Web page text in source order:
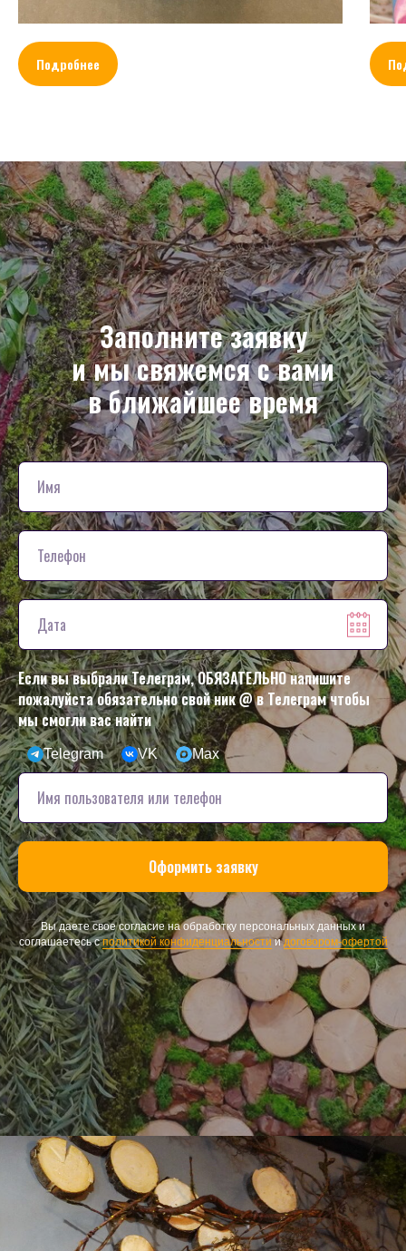
Подробнее
Заполните заявку
и мы свяжемся с вами
в ближайшее время
Если вы выбрали Телеграм, ОБЯЗАТЕЛЬНО напишите
пожалуйста обязательно свой ник @ в Телеграм чтобы
мы смогли вас найти
Telegram VK Max
Оформить заявку
Вы даете свое согласие на обработку персональных данных и
соглашаетесь сполитикой конфиденциальностиидоговором-офертой